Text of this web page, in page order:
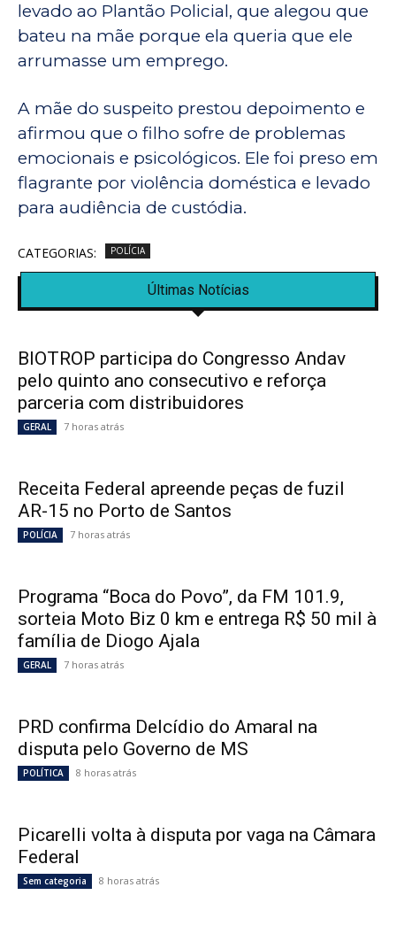
levado ao Plantão Policial, que alegou que
bateu na mãe porque ela queria que ele
arrumasse um emprego.
A mãe do suspeito prestou depoimento e
afirmou que o filho sofre de problemas
emocionais e psicológicos. Ele foi preso em
flagrante por violência doméstica e levado
para audiência de custódia.
CATEGORIAS: POLÍCIA
Últimas Notícias
BIOTROP participa do Congresso Andav
pelo quinto ano consecutivo e reforça
parceria com distribuidores
GERAL 7 horas atrás
Receita Federal apreende peças de fuzil
AR-15 no Porto de Santos
POLÍCIA 7 horas atrás
Programa “Boca do Povo”, da FM 101.9,
sorteia Moto Biz 0 km e entrega R$ 50 mil à
família de Diogo Ajala
GERAL 7 horas atrás
PRD confirma Delcídio do Amaral na
disputa pelo Governo de MS
POLÍTICA 8 horas atrás
Picarelli volta à disputa por vaga na Câmara
Federal
Sem categoria 8 horas atrás